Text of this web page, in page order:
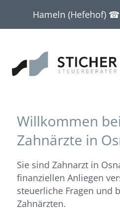
Hameln (Hefehof) ☎
Willkommen
Zahnärzte in
Sie sind Zahnarzt in
finanziellen Anliegen
steuerliche Fragen und
Zahnärzten.
Unternehmensbegleitung
Existenzgründung
Akademische Heilberufe
Steuerberatung für
Steuerberatung für Friseure
Stil
Downloads
News
Kalender